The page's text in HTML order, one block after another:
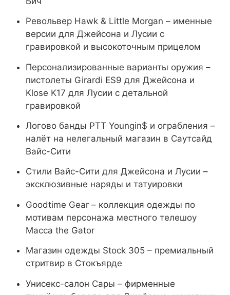
Револьвер Hawk & Little Morgan – именные
версии для Джейсона и Лусии с
гравировкой и высокоточным прицелом
Персонализированные варианты оружия –
пистолеты Girardi ES9 для Джейсона и
Klose K17 для Лусии с детальной
гравировкой
Логово банды PTT Youngin$ и ограбления –
налёт на нелегальный магазин в Саутсайд
Вайс-Сити
Стили Вайс-Сити для Джейсона и Лусии –
эксклюзивные наряды и татуировки
Goodtime Gear – коллекция одежды по
мотивам персонажа местного телешоу
Macca the Gator
Магазин одежды Stock 305 – премиальный
стритвир в Стокъярде
Унисекс-салон Сары – фирменные